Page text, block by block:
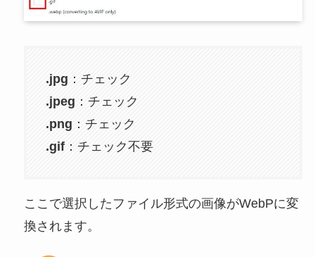
.jpg ：チェック
.jpeg ：チェック
.png ：チェック
.gif：チェック不要
ここで選択したファイル形式の画像がWebPに変
換されます。